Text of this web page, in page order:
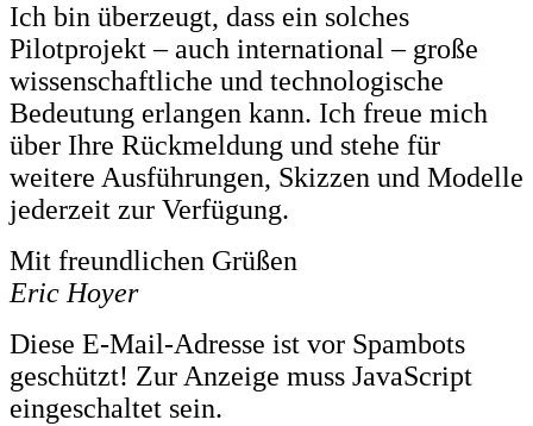
Ich bin überzeugt, dass ein solches
Pilotprojekt – auch international – große
wissenschaftliche und technologische
Bedeutung erlangen kann. Ich freue mich
über Ihre Rückmeldung und stehe für
weitere Ausführungen, Skizzen und Modelle
jederzeit zur Verfügung.
Mit freundlichen Grüßen
Eric Hoyer
Diese E-Mail-Adresse ist vor Spambots
geschützt! Zur Anzeige muss JavaScript
eingeschaltet sein.